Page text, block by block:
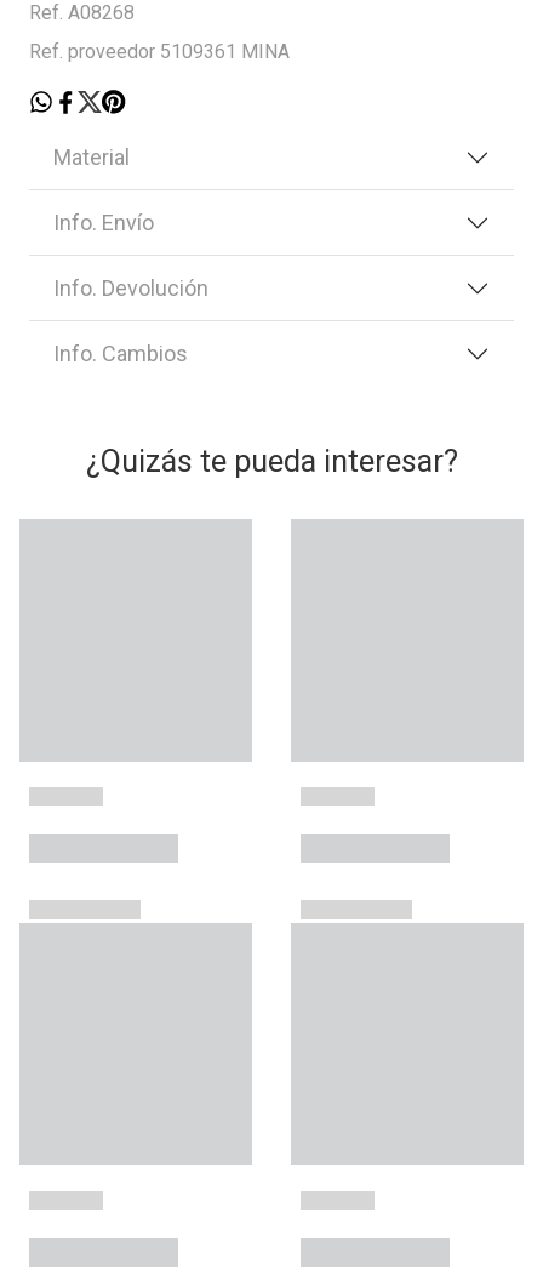
Ref. A08268
Ref. proveedor 5109361 MINA
Material
Info. Envío
Info. Devolución
Info. Cambios
¿Quizás te pueda interesar?